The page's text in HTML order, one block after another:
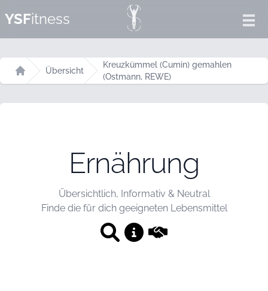
YSFitness
Startseite
Übersicht
Kreuzkümmel (Cumin) gemahlen
(Ostmann, REWE)
Ernährung
Übersichtlich, Informativ & Neutral
Finde die für dich geeigneten Lebensmittel